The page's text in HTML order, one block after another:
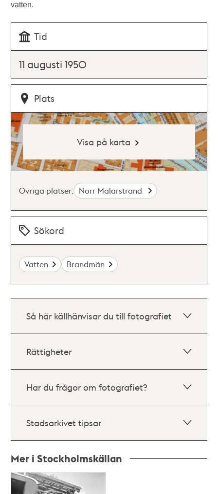
vatten.
Tid
11 augusti 1950
Plats
Visa på karta
Övriga platser: Norr Mälarstrand
Sökord
Vatten Brandmän
Så här källhänvisar du till fotografiet
Rättigheter
Har du frågor om fotografiet?
Stadsarkivet tipsar
Mer i Stockholmskällan
Relaterade
poster